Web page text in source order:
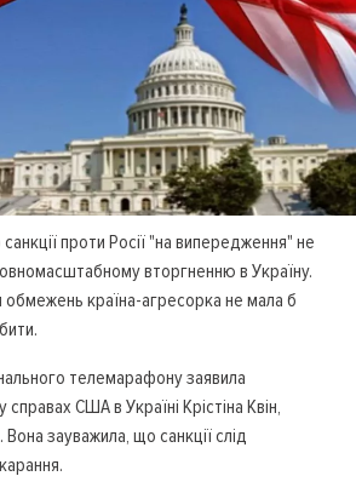
проти Росії "на випередження" не
вторгненню в Україну.
країна-агресорка не мала б
телемарафону заявила
США в Україні Крістіна Квін,
зауважила, що санкції слід